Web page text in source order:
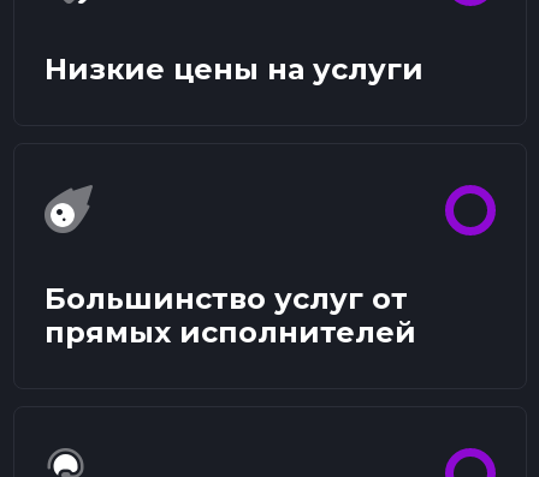
Низкие цены на услуги
Большинство услуг от
прямых исполнителей